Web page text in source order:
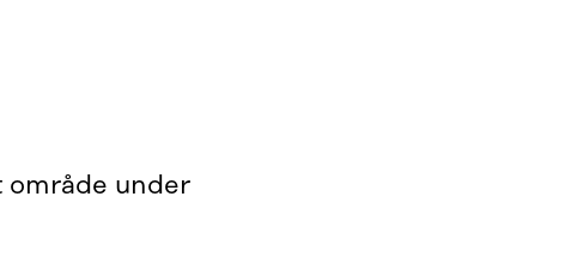
område under